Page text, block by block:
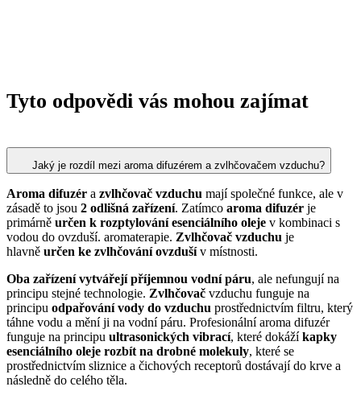
Tyto odpovědi vás mohou zajímat
Jaký je rozdíl mezi aroma difuzérem a zvlhčovačem vzduchu?
Aroma difuzér a zvlhčovač vzduchu mají společné funkce, ale v
zásadě to jsou 2 odlišná zařízení. Zatímco aroma difuzér je
primárně určen k rozptylování esenciálního oleje v kombinaci s
vodou do ovzduší. aromaterapie. Zvlhčovač vzduchu je
hlavně určen ke zvlhčování ovzdušív místnosti.
Oba zařízení vytvářejí příjemnou vodní páru, ale nefungují na
principu stejné technologie. Zvlhčovač vzduchu funguje na
principu odpařování vody do vzduchu prostřednictvím filtru, který
táhne vodu a mění ji na vodní páru. Profesionální aroma difuzér
funguje na principu ultrasonických vibrací, které dokážíkapky
esenciálního oleje rozbít na drobné molekuly, které se
prostřednictvím sliznice a čichových receptorů dostávají do krve a
následně do celého těla.